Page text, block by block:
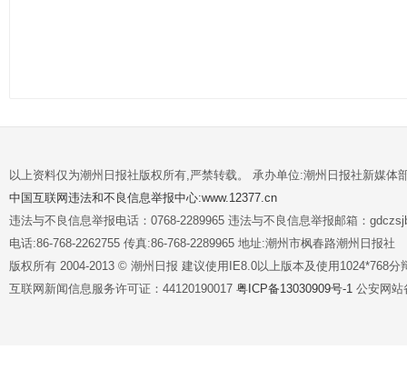
以上资料仅为潮州日报社版权所有,严禁转载。 承办单位:潮州日报社新媒体
中国互联网违法和不良信息举报中心:www.12377.cn
违法与不良信息举报电话：0768-2289965 违法与不良信息举报邮箱：
电话:86-768-2262755 传真:86-768-2289965 地址:潮州市枫春路潮州日报社
版权所有 2004-2013 © 潮州日报 建议使用IE8.0以上版本及使用1024*768分
互联网新闻信息服务许可证：44120190017 粤ICP备13030909号-1 公安网站